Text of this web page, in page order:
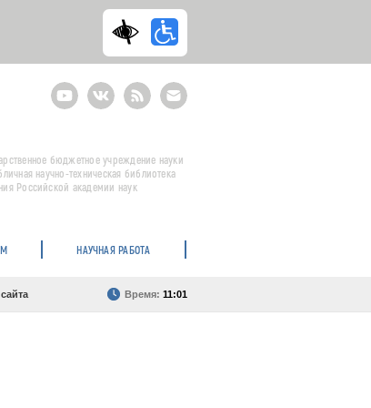
YoutubeВКонтактеRSS
E-
mail
подписка
бюджетное учреждение науки
научно-техническая библиотека
Российской академии наук
НАУЧНАЯ РАБОТА
Время: 11:01